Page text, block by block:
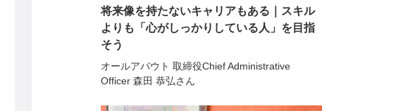
将来像を持たないキャリアもある｜スキル
よりも「心がしっかりしている人」を目指
そう
オールアバウト 取締役Chief Administrative
Officer 森田 恭弘さん